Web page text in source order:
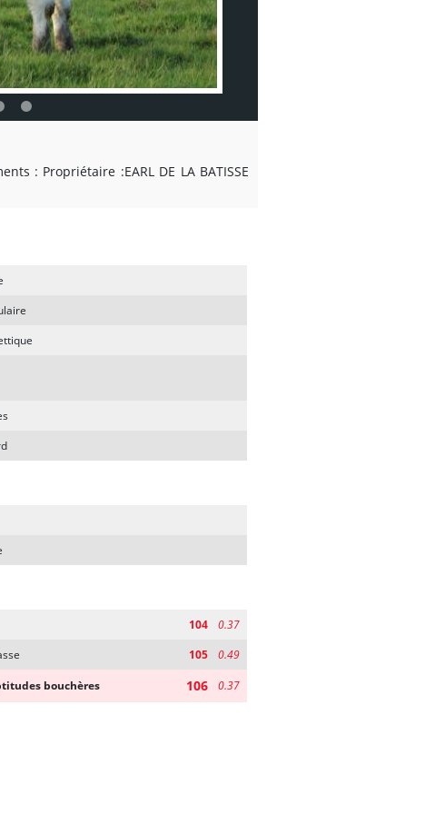
: Propriétaire :EARL DE LA BATISSE
104
0.37
105
0.49
bouchères 106 0.37